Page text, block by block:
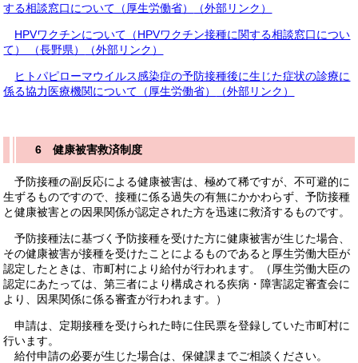
する相談窓口について（厚生労働省）
（外部リンク）
HPVワクチンについて（HPVワクチン接種に関する相談窓口につい
て） （長野県）
（外部リンク）
ヒトパピローマウイルス感染症の予防接種後に生じた症状の診療に
係る協力医療機関について（厚生労働省）
（外部リンク）
6 健康被害救済制度
予防接種の副反応による健康被害は、極めて稀ですが、不可避的に
生ずるものですので、接種に係る過失の有無にかかわらず、予防接種
と健康被害との因果関係が認定された方を迅速に救済するものです。
予防接種法に基づく予防接種を受けた方に健康被害が生じた場合、
その健康被害が接種を受けたことによるものであると厚生労働大臣が
認定したときは、市町村により給付が行われます。（厚生労働大臣の
認定にあたっては、第三者により構成される疾病・障害認定審査会に
より、因果関係に係る審査が行われます。）
申請は、定期接種を受けられた時に住民票を登録していた市町村に
行います。
給付申請の必要が生じた場合は、保健課までご相談ください。